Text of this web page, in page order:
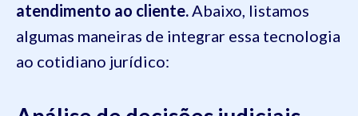
atendimento ao cliente.Abaixo, listamos
algumas maneiras de integrar essa tecnologia
ao cotidiano jurídico: